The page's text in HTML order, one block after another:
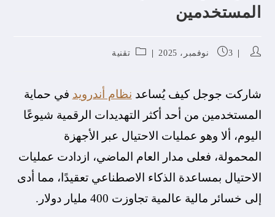
المستخدمين
3 نوفمبر، 2025 تقنية
شاركت جوجل كيف يُساعد نظام أندرويد في حماية
المستخدمين من أحد أكثر التهديدات الرقمية شيوعًا
اليوم، ألا وهو عمليات الاحتيال عبر الأجهزة
المحمولة، فعلى مدار العام الماضي، ازدادت عمليات
الاحتيال بمساعدة الذكاء الاصطناعي تعقيدًا، مما أدى
إلى خسائر مالية عالمية تجاوزت 400 مليار دولار.